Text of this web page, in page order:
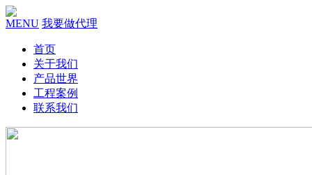
MENU 我要做代理
首页
关于我们
产品世界
工程案例
联系我们